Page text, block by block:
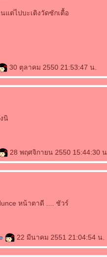
แต่ไปบะเติงวัดซักเตื้อ
30 ตุลาคม 2550 21:53:47 น.
นิ
28 พฤศจิกายน 2550 15:44:30 น.
หน้าตาดี .... ชัวร์
22 มีนาคม 2551 21:04:54 น.